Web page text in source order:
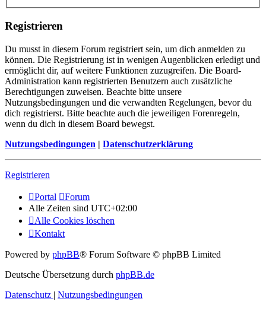
Registrieren
Du musst in diesem Forum registriert sein, um dich anmelden zu
können. Die Registrierung ist in wenigen Augenblicken erledigt und
ermöglicht dir, auf weitere Funktionen zuzugreifen. Die Board-
Administration kann registrierten Benutzern auch zusätzliche
Berechtigungen zuweisen. Beachte bitte unsere
Nutzungsbedingungen und die verwandten Regelungen, bevor du
dich registrierst. Bitte beachte auch die jeweiligen Forenregeln,
wenn du dich in diesem Board bewegst.
Nutzungsbedingungen | Datenschutzerklärung
Registrieren
Portal
Forum
Alle Zeiten sind UTC+02:00
Alle Cookies löschen
Kontakt
Powered by phpBB® Forum Software © phpBB Limited
Deutsche Übersetzung durch phpBB.de
Datenschutz | Nutzungsbedingungen